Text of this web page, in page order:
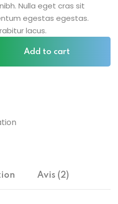
Nulla eget cras sit
egestas egestas.
lacus.
Add to cart
Avis (2)